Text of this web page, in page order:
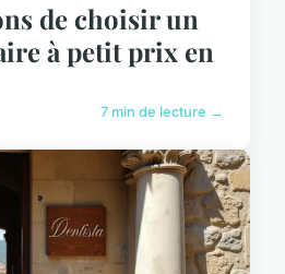
de choisir un
à petit prix en
7 min de lecture →